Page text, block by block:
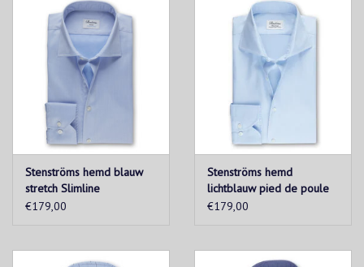
Maximum temperatuur van het strijkijzer: 150°C
Stenströms hemd blauw
stretch Slimline
€179,00
Stenströms hemd
lichtblauw pied de poule
Slimline
€179,00